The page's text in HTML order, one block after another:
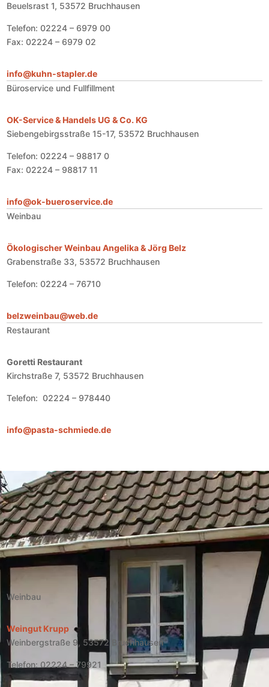
Beuelsrast 1, 53572 Bruchhausen
Telefon: 02224 – 6979 00
Fax: 02224 – 6979 02
info@kuhn-stapler.de
Büroservice und Fullfillment
OK-Service & Handels UG & Co. KG
Siebengebirgsstraße 15-17, 53572 Bruchhausen
Telefon: 02224 – 98817 0
Fax: 02224 – 98817 11
info@ok-bueroservice.de
Weinbau
Ökologischer Weinbau Angelika & Jörg Belz
Grabenstraße 33, 53572 Bruchhausen
Telefon: 02224 – 76710
belzweinbau@web.de
Restaurant
Goretti Restaurant
Kirchstraße 7, 53572 Bruchhausen
Telefon: 02224 – 978440
info@pasta-schmiede.de
Weinbau
Weingut Krupp
Weinbergstraße 9, 53572 Bruchhausen
Telefon: 02224 – 79921